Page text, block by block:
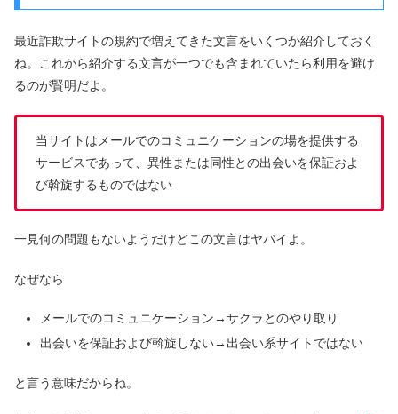
最近詐欺サイトの規約で増えてきた文言をいくつか紹介しておく
ね。これから紹介する文言が一つでも含まれていたら利用を避け
るのが賢明だよ。
当サイトはメールでのコミュニケーションの場を提供する
サービスであって、異性または同性との出会いを保証およ
び斡旋するものではない
一見何の問題もないようだけどこの文言はヤバイよ。
なぜなら
メールでのコミュニケーション→サクラとのやり取り
出会いを保証および斡旋しない→出会い系サイトではない
と言う意味だからね。